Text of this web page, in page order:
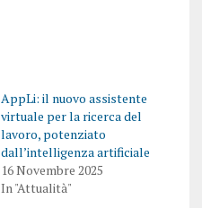
AppLi: il nuovo assistente
virtuale per la ricerca del
lavoro, potenziato
dall’intelligenza artificiale
16 Novembre 2025
In "Attualità"